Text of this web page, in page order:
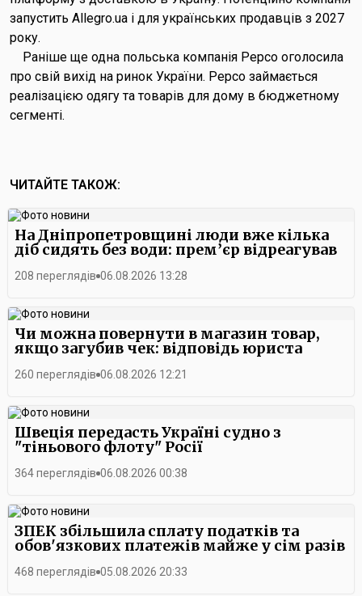
запустить Allegro.ua і для українських продавців з 2027
року.
Раніше ще одна польська компанія Pepco оголосила
про свій вихід на ринок України. Pepco займається
реалізацією одягу та товарів для дому в бюджетному
сегменті.
ЧИТАЙТЕ ТАКОЖ:
На Дніпропетровщині люди вже кілька
діб сидять без води: прем’єр відреагував
208 переглядів 06.08.2026 13:28
Чи можна повернути в магазин товар,
якщо загубив чек: відповідь юриста
260 переглядів 06.08.2026 12:21
Швеція передасть Україні судно з
"тіньового флоту" Росії
364 переглядів 06.08.2026 00:38
ЗПЕК збільшила сплату податків та
обов'язкових платежів майже у сім разів
468 переглядів 05.08.2026 20:33